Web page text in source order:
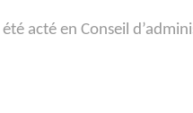
acté en Conseil